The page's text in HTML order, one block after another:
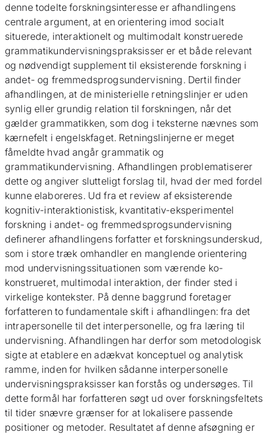
denne todelte forskningsinteresse er afhandlingens
centrale argument, at en orientering imod socialt
situerede, interaktionelt og multimodalt konstruerede
grammatikundervisningspraksisser er et både relevant
og nødvendigt supplement til eksisterende forskning i
andet- og fremmedsprogsundervisning. Dertil finder
afhandlingen, at de ministerielle retningslinjer er uden
synlig eller grundig relation til forskningen, når det
gælder grammatikken, som dog i teksterne nævnes som
kærnefelt i engelskfaget. Retningslinjerne er meget
fåmeldte hvad angår grammatik og
grammatikundervisning. Afhandlingen problematiserer
dette og angiver slutteligt forslag til, hvad der med fordel
kunne elaboreres. Ud fra et review af eksisterende
kognitiv-interaktionistisk, kvantitativ-eksperimentel
forskning i andet- og fremmedsprogsundervisning
definerer afhandlingens forfatter et forskningsunderskud,
som i store træk omhandler en manglende orientering
mod undervisningssituationen som værende ko-
konstrueret, multimodal interaktion, der finder sted i
virkelige kontekster. På denne baggrund foretager
forfatteren to fundamentale skift i afhandlingen: fra det
intrapersonelle til det interpersonelle, og fra læring til
undervisning. Afhandlingen har derfor som metodologisk
sigte at etablere en adækvat konceptuel og analytisk
ramme, inden for hvilken sådanne interpersonelle
undervisningspraksisser kan forstås og undersøges. Til
dette formål har forfatteren søgt ud over forskningsfeltets
til tider snævre grænser for at lokalisere passende
positioner og metoder. Resultatet af denne afsøgning er